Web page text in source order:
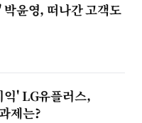
윤영, 떠나간 고객도
' LG유플러스,
제는?